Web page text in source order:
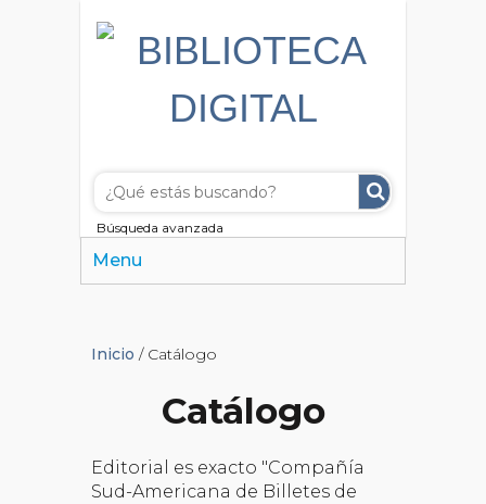
Búsqueda avanzada
Menu
Inicio / Catálogo
Catálogo
Editorial es exacto "Compañía
Sud-Americana de Billetes de